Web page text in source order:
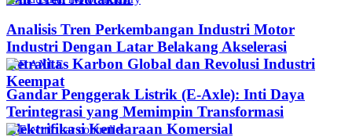
Analisis Tren Perkembangan Industri Motor
Industri Dengan Latar Belakang Akselerasi
Netralitas Karbon Global dan Revolusi Industri
Keempat
Gandar Penggerak Listrik (E-Axle): Inti Daya
Terintegrasi yang Memimpin Transformasi
Elektrifikasi Kendaraan Komersial